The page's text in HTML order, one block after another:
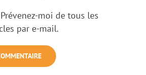
Prévenez-moi de tous les
par e-mail.